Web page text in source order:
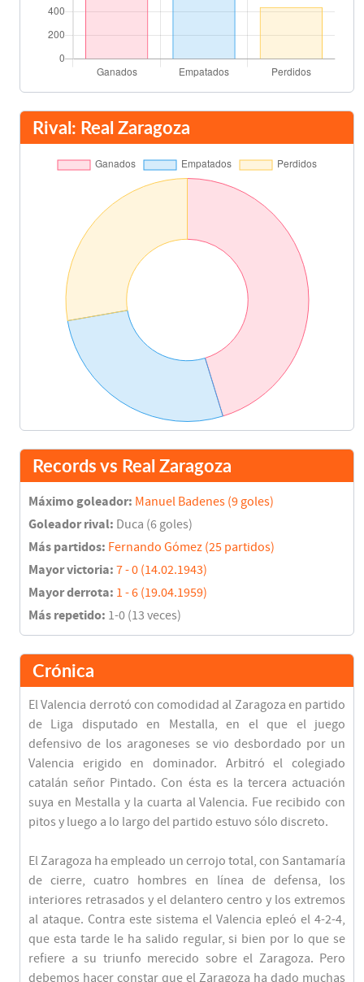
Rival: Real Zaragoza
Records vs Real Zaragoza
Máximo goleador: Manuel Badenes (9 goles)
Goleador rival: Duca (6 goles)
Más partidos: Fernando Gómez (25 partidos)
Mayor victoria: 7 - 0 (14.02.1943)
Mayor derrota: 1 - 6 (19.04.1959)
Más repetido: 1-0 (13 veces)
Crónica
El Valencia derrotó con comodidad al Zaragoza en partido
de Liga disputado en Mestalla, en el que el juego
defensivo de los aragoneses se vio desbordado por un
Valencia erigido en dominador. Arbitró el colegiado
catalán señor Pintado. Con ésta es la tercera actuación
suya en Mestalla y la cuarta al Valencia. Fue recibido con
pitos y luego a lo largo del partido estuvo sólo discreto.
El Zaragoza ha empleado un cerrojo total, con Santamaría
de cierre, cuatro hombres en línea de defensa, los
interiores retrasados y el delantero centro y los extremos
al ataque. Contra este sistema el Valencia epleó el 4-2-4,
que esta tarde le ha salido regular, si bien por lo que se
refiere a su triunfo merecido sobre el Zaragoza. Pero
debemos hacer constar que el Zaragoza ha dado muchas